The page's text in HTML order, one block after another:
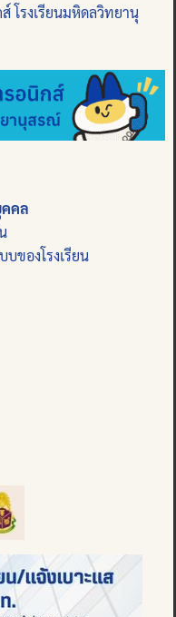
โรงเรียนมหิดลวิทยานุ
คล
ของโรงเรียน